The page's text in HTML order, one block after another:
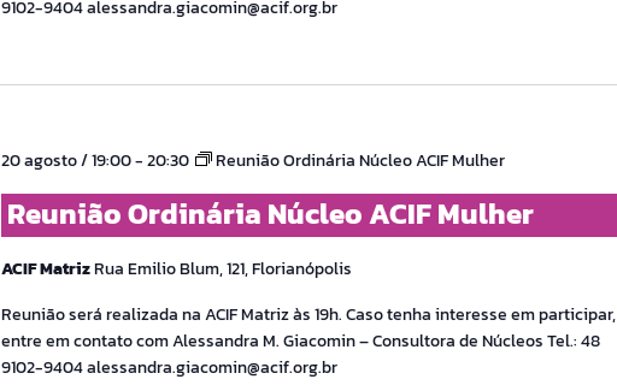
9102-9404 alessandra.giacomin@acif.org.br
20 agosto / 19:00-20:30 Reunião Ordinária Núcleo ACIF Mulher
Reunião Ordinária Núcleo ACIF Mulher
ACIF MatrizRua Emilio Blum, 121, Florianópolis
Reunião será realizada na ACIF Matriz às 19h. Caso tenha interesse em participar,
entre em contato com Alessandra M. Giacomin – Consultora de Núcleos Tel.: 48
9102-9404 alessandra.giacomin@acif.org.br